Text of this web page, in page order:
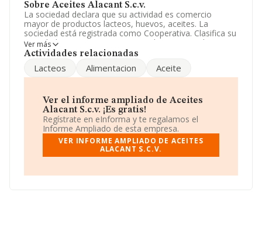
Sobre Aceites Alacant S.c.v.
La sociedad declara que su actividad es comercio
mayor de productos lacteos, huevos, aceites. La
sociedad está registrada como Cooperativa. Clasifica su
actividad CNAE como 'Comercio al por mayor de
productos lácteos, huevos, aceites y grasas
actividad en mercados exteriores.
cuenta la información a disposición de INFORMA, ha
contado con un número de empleados inferior a la
media de sector.
La sociedad españolaAceites Alacant S.C.V, CIF
F53672127, se encuentra en Calle Martillo núm. 16,
(03690), San Vicente Raspeig, provincia de Alicante,
Ver más
Actividades relacionadas
Lacteos Alimentacion Aceite
Ver el informe ampliado de Aceites
Alacant S.c.v. ¡Es gratis!
Regístrate en eInforma y te regalamos el
Informe Ampliado de esta empresa.
VER INFORME AMPLIADO DE ACEITES
ALACANT S.C.V.